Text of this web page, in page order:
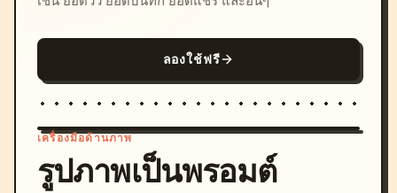
ลองใช้ฟรี
เครื่องมือด้านภาพ
รูปภาพเป็นพรอมต์